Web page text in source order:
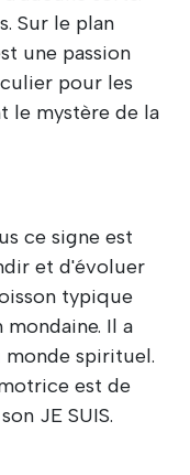
Sur le plan
une passion
pour les
le mystère de la
ce signe est
et d'évoluer
typique
Il a
monde spirituel.
est de
JE SUIS.